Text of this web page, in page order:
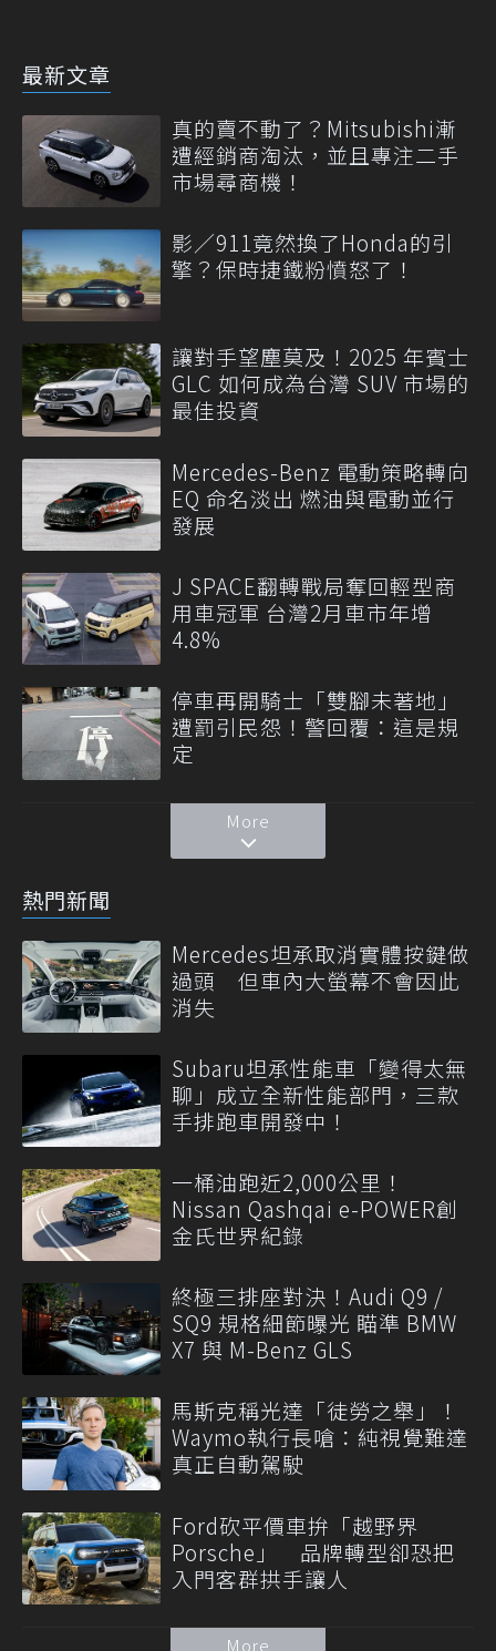
最新文章
真的賣不動了？Mitsubishi漸
遭經銷商淘汰，並且專注二手
市場尋商機！
影／911竟然換了Honda的引
擎？保時捷鐵粉憤怒了！
讓對手望塵莫及！2025 年賓士
GLC 如何成為台灣 SUV 市場的
最佳投資
Mercedes-Benz 電動策略轉向
EQ 命名淡出 燃油與電動並行
發展
J SPACE翻轉戰局奪回輕型商
用車冠軍 台灣2月車市年增
4.8%
停車再開騎士「雙腳未著地」
遭罰引民怨！警回覆：這是規
定
More
熱門新聞
Mercedes坦承取消實體按鍵做
過頭 但車內大螢幕不會因此
消失
Subaru坦承性能車「變得太無
聊」成立全新性能部門，三款
手排跑車開發中！
一桶油跑近2,000公里！
Nissan Qashqai e-POWER創
金氏世界紀錄
終極三排座對決！Audi Q9 /
SQ9 規格細節曝光 瞄準 BMW
X7 與 M-Benz GLS
馬斯克稱光達「徒勞之舉」！
Waymo執行長嗆：純視覺難達
真正自動駕駛
Ford砍平價車拚「越野界
Porsche」 品牌轉型卻恐把
入門客群拱手讓人
More